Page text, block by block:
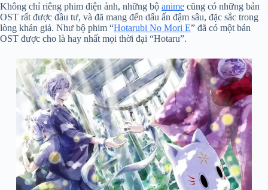
Không chỉ riêng phim điện ảnh, những bộ anime cũng có những bản
OST rất được đầu tư, và đã mang đến dấu ấn đậm sâu, đặc sắc trong
lòng khán giả. Như bộ phim “Hotarubi No Mori E” đã có một bản
OST được cho là hay nhất mọi thời đại “Hotaru”.